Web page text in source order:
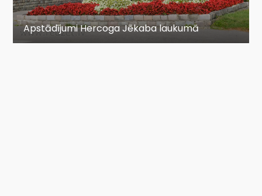
Apstādījumi Hercoga Jēkaba laukumā